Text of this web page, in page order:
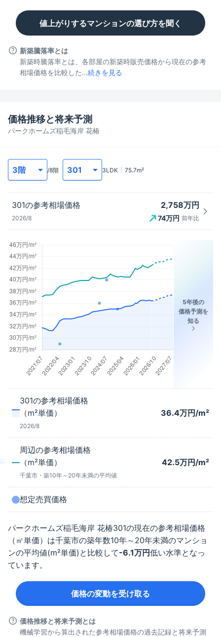
値上がりするマンションの選び方を聞く
新築騰落率とは
新築時騰落率とは、各部屋の新築時販売価格から現在の参考
相場価格を比較した...続きを見る
パークホームズ稲毛海岸 花椿
価格推移と将来予測
/8階 3LDK 75.7m²
301の参考相場価格
2026/8
2,758万円
74万円 前年比
5年後の
価格予測を
知る
301の参考相場価格
（m²単価）
2026/8
36.4万円/m²
周辺の参考相場価格
（m²単価）
千葉市 ・築10年～20年未満の平均値
42.5万円/m²
想定売買価格
パークホームズ稲毛海岸 花椿301の現在の参考相場価格
（㎡単価）は千葉市の築年数10年～20年未満のマンショ
ンの平均値(m²単価)と比較して-6.1万円低い水準となっ
ています。
価格の変動を受け取る
価格推移と将来予測とは
機械学習から算出された参考相場価格の過去記録と将来予測